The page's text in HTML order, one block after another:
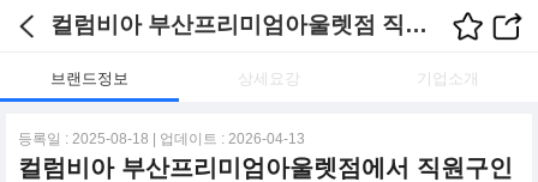
컬럼비아 부산프리미엄아울렛점 직원 채용 채용정보
브랜드정보 상세요강 기업소개
등록일 : 2025-08-18 | 업데이트 : 2026-04-13
컬럼비아 부산프리미엄아울렛점에서 직원구인